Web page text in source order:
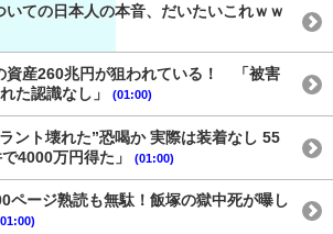
いての日本人の本音、だいたいこれｗｗ
資産260兆円が狙われている！ 「被害
た認識なし」
(01:00)
ラント壊れた”恐喝か 実際は装着なし 55
4000万円得た」
(01:00)
ページ熟読も無駄！飯塚の獄中死が曝し